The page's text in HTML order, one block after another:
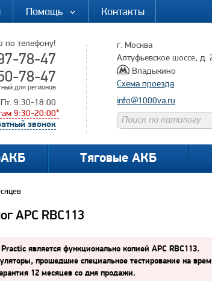
Помощь Контакты
по телефону!
78-47
78-47
для регионов
9:30-18:00
9:30-20:00*
звонок
г. Москва
Алтуфьевское шоссе, д.
Владыкино
Схема проезда
info@1000va.ru
Тяговые АКБ
APC RBC113
является функционально копией APC RBC113.
прошедшие специальное тестирование на
12 месяцев со дня продажи.